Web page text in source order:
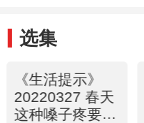
选集
《生活提示》
20220327 春天
这种嗓子疼要警